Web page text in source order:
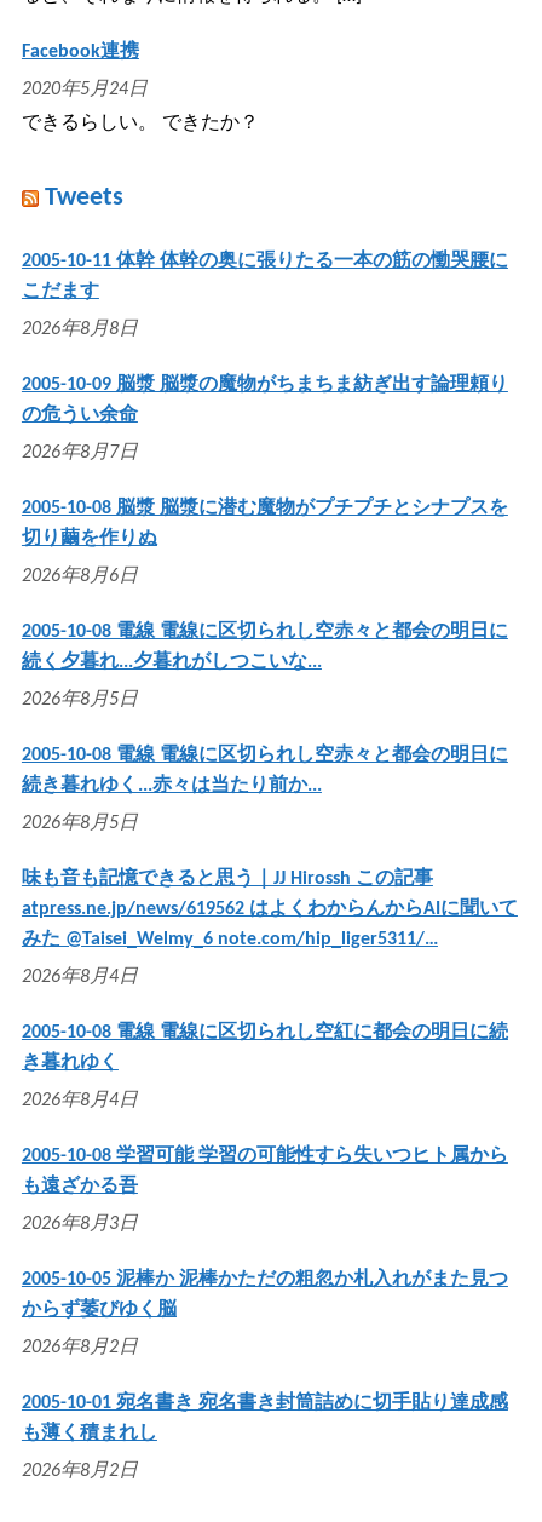
Facebook連携
2020年5月24日
できるらしい。 できたか？
Tweets
2005-10-11 体幹 体幹の奥に張りたる一本の筋の慟哭腰に
こだます
2026年8月8日
2005-10-09 脳漿 脳漿の魔物がちまちま紡ぎ出す論理頼り
の危うい余命
2026年8月7日
2005-10-08 脳漿 脳漿に潜む魔物がプチプチとシナプスを
切り繭を作りぬ
2026年8月6日
2005-10-08 電線 電線に区切られし空赤々と都会の明日に
続く夕暮れ...夕暮れがしつこいな...
2026年8月5日
2005-10-08 電線 電線に区切られし空赤々と都会の明日に
続き暮れゆく...赤々は当たり前か...
2026年8月5日
味も音も記憶できると思う｜JJ Hirossh この記事
atpress.ne.jp/news/619562 はよくわからんからAIに聞いて
みた @Taisei_Welmy_6 note.com/hip_liger5311/…
2026年8月4日
2005-10-08 電線 電線に区切られし空紅に都会の明日に続
き暮れゆく
2026年8月4日
2005-10-08 学習可能 学習の可能性すら失いつヒト属から
も遠ざかる吾
2026年8月3日
2005-10-05 泥棒か 泥棒かただの粗忽か札入れがまた見つ
からず萎びゆく脳
2026年8月2日
2005-10-01 宛名書き 宛名書き封筒詰めに切手貼り達成感
も薄く積まれし
2026年8月2日